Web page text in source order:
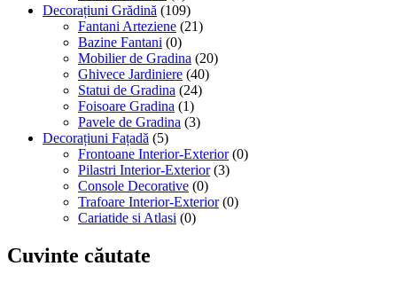
Decorațiuni Grădină (109)
Fantani Arteziene (21)
Bazine Fantani (0)
Mobilier de Gradina (20)
Ghivece Jardiniere (40)
Statui de Gradina (24)
Foisoare Gradina (1)
Pavele de Gradina (3)
Decorațiuni Fațadă (5)
Frontoane Interior-Exterior (0)
Pilastri Interior-Exterior (3)
Console Decorative (0)
Trafoare Interior-Exterior (0)
Cariatide si Atlasi (0)
Cuvinte căutate